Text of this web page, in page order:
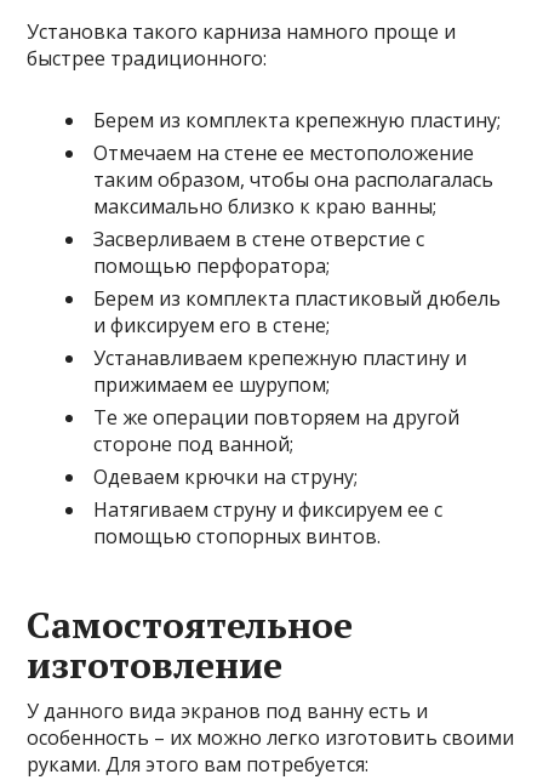
Установка такого карниза намного проще и
быстрее традиционного:
Берем из комплекта крепежную пластину;
Отмечаем на стене ее местоположение
таким образом, чтобы она располагалась
максимально близко к краю ванны;
Засверливаем в стене отверстие с
помощью перфоратора;
Берем из комплекта пластиковый дюбель
и фиксируем его в стене;
Устанавливаем крепежную пластину и
прижимаем ее шурупом;
Те же операции повторяем на другой
стороне под ванной;
Одеваем крючки на струну;
Натягиваем струну и фиксируем ее с
помощью стопорных винтов.
Самостоятельное
изготовление
У данного вида экранов под ванну есть и
особенность – их можно легко изготовить своими
руками. Для этого вам потребуется: